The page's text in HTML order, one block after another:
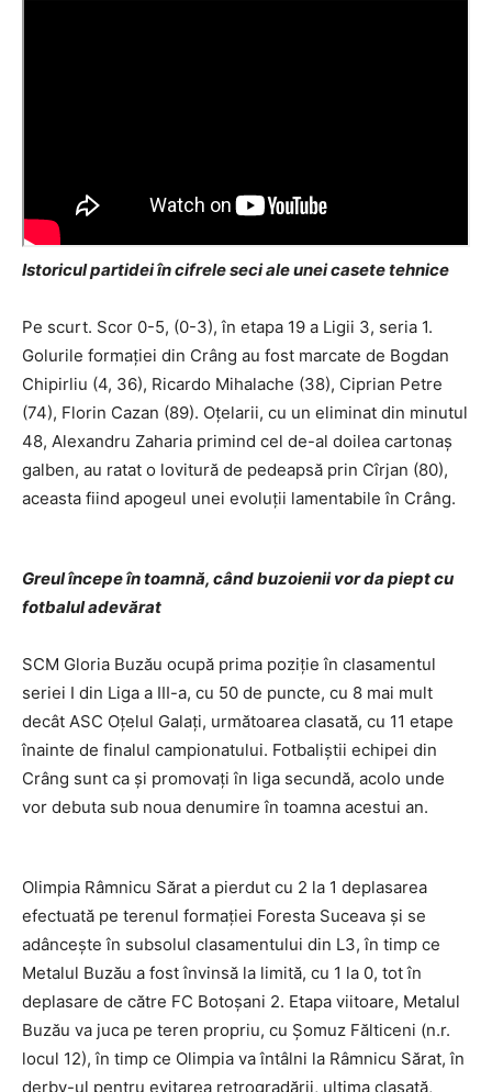
Istoricul partidei în cifrele seci ale unei casete tehnice
Pe scurt. Scor 0-5, (0-3), în etapa 19 a Ligii 3, seria 1.
Golurile formației din Crâng au fost marcate de Bogdan
Chipirliu (4, 36), Ricardo Mihalache (38), Ciprian Petre
(74), Florin Cazan (89). Oțelarii, cu un eliminat din minutul
48, Alexandru Zaharia primind cel de-al doilea cartonaș
galben, au ratat o lovitură de pedeapsă prin Cîrjan (80),
aceasta fiind apogeul unei evoluţii lamentabile în Crâng.
Greul începe în toamnă, când buzoienii vor da piept cu
fotbalul adevărat
SCM Gloria Buzău ocupă prima poziţie în clasamentul
seriei I din Liga a III-a, cu 50 de puncte, cu 8 mai mult
decât ASC Oţelul Galaţi, următoarea clasată, cu 11 etape
înainte de finalul campionatului. Fotbaliştii echipei din
Crâng sunt ca şi promovaţi în liga secundă, acolo unde
vor debuta sub noua denumire în toamna acestui an.
Olimpia Râmnicu Sărat a pierdut cu 2 la 1 deplasarea
efectuată pe terenul formaţiei Foresta Suceava şi se
adânceşte în subsolul clasamentului din L3, în timp ce
Metalul Buzău a fost învinsă la limită, cu 1 la 0, tot în
deplasare de către FC Botoşani 2. Etapa viitoare, Metalul
Buzău va juca pe teren propriu, cu Şomuz Fălticeni (n.r.
locul 12), în timp ce Olimpia va întâlni la Râmnicu Sărat, în
derby-ul pentru evitarea retrogradării, ultima clasată,